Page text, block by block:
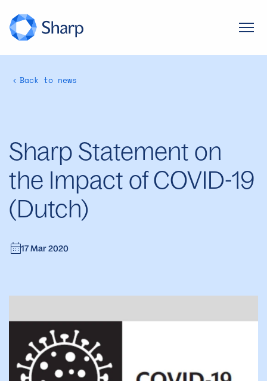
Back to news
Sharp Statement on
the Impact of COVID-19
(Dutch)
17 Mar 2020